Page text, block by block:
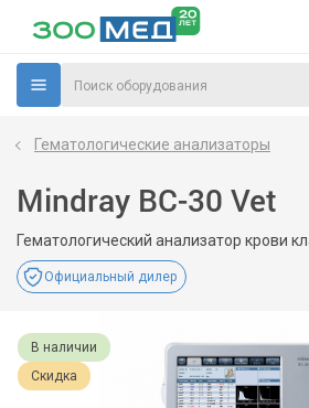
Гематологические анализаторы
Mindray BC-30 Vet
Гематологический анализатор крови
Официальный дилер
В наличии
Скидка